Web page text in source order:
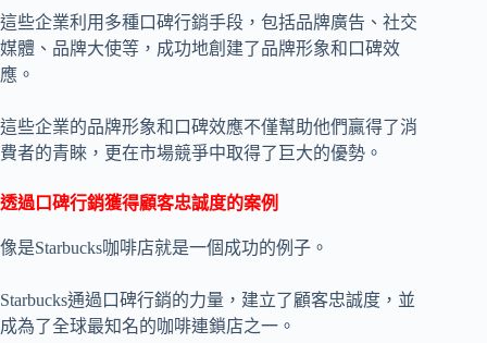
這些企業利用多種口碑行銷手段，包括品牌廣告、社交
媒體、品牌大使等，成功地創建了品牌形象和口碑效
應。
這些企業的品牌形象和口碑效應不僅幫助他們贏得了消
費者的青睞，更在市場競爭中取得了巨大的優勢。
透過口碑行銷獲得顧客忠誠度的案例
像是Starbucks咖啡店就是一個成功的例子。
Starbucks通過口碑行銷的力量，建立了顧客忠誠度，並
成為了全球最知名的咖啡連鎖店之一。